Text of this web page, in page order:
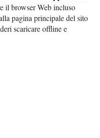
il browser Web incluso
pagina principale del sito
scaricare offline e